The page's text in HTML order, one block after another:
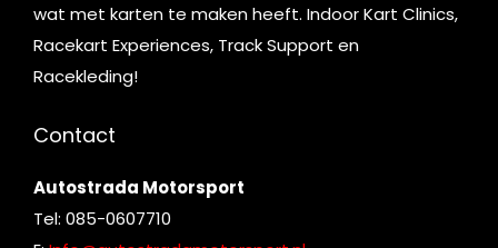
wat met karten te maken heeft. Indoor Kart Clinics,
Racekart Experiences, Track Support en
Racekleding!
Contact
Autostrada Motorsport
Tel: 085-0607710